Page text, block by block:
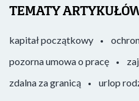
TEMATY
kapitał początkowy
pozorna umowa o pracę
zdalna za granicą
urlop